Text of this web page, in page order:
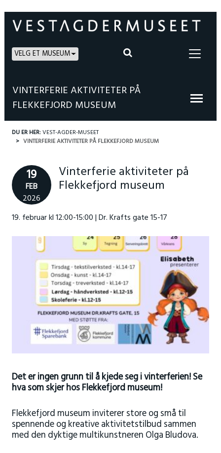
VELG ET MUSEUM
VINTERFERIE AKTIVITETER PÅ
FLEKKEFJORD MUSEUM
DU ER HER:VEST-AGDER-MUSEET
VINTERFERIE AKTIVITETER PÅ FLEKKEFJORD MUSEUM
19
FEB
2026
Vinterferie aktiviteter på
Flekkefjord museum
19. februar kl 12:00-15:00 | Dr. Krafts gate 15-17
Det er ingen grunn til å kjede seg i vinterferien! Se
hva som skjer hos Flekkefjord museum!
Flekkefjord museum inviterer store og små til
spennende og kreative aktivitetstilbud sammen
med den dyktige multikunstneren Olga Bludova.